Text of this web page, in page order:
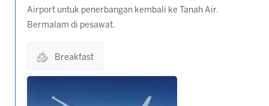
Airport untuk penerbangan kembali ke Tanah Air.
Bermalam di pesawat.
Breakfast